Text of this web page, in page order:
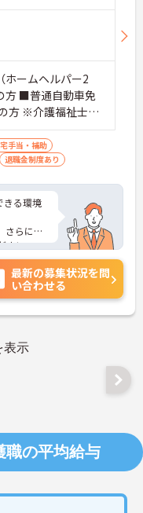
ームヘルパー2
方 ■普通自動車免
方 ※介護福祉士資
手当・補助
退職金制度あり
きる環境
さらに詳
さい。
最新の募集状況を問
い合わせる
表示
職の平均給与